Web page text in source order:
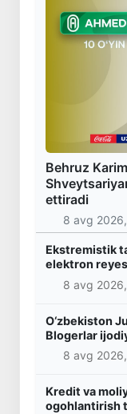
Behruz
ettiradi
8 avg
Ekstremistik
elektron
8 avg
O‘zbekiston
Blogerlar
8 avg
Kredit va
ogohlantirish